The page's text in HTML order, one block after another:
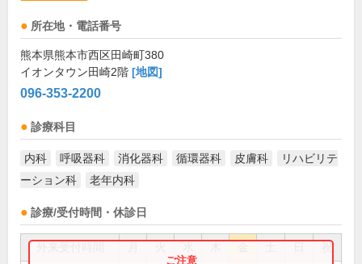
所在地・電話番号
熊本県熊本市西区田崎町380
イオンタウン田崎2階 [地図]
096-353-2200
診療科目
内科 呼吸器科 消化器科 循環器科 皮膚科
リハビリテ
ーション科
老年内科
診療/受付時間・休診日
祝